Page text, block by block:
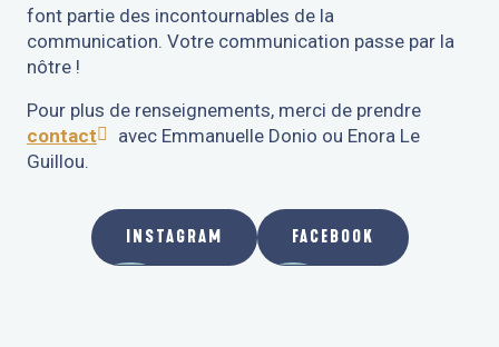
font partie des incontournables de la
communication. Votre communication passe par la
nôtre !
Pour plus de renseignements, merci de prendre
contact
avec Emmanuelle Donio ou Enora Le
Guillou.
INSTAGRAM FACEBOOK